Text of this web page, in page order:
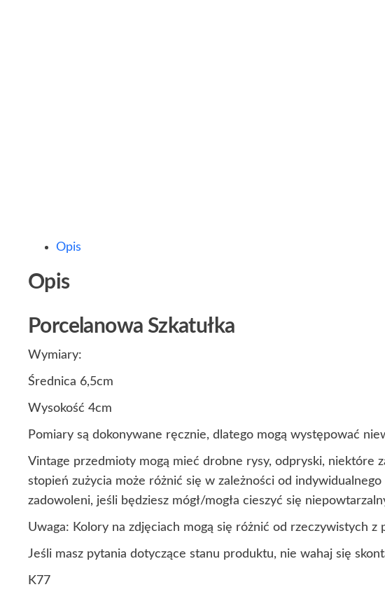
Opis
Opis
Porcelanowa Szkatułka
Wymiary:
Średnica 6,5cm
Wysokość 4cm
Pomiary są dokonywane ręcznie, dlatego mogą występować
Vintage przedmioty mogą mieć drobne rysy, odpryski, niektóre
stopień zużycia może różnić się w zależności od
zadowoleni, jeśli będziesz mógł/mogła cieszyć się
Uwaga: Kolory na zdjęciach mogą się różnić od rzeczywistych
Jeśli masz pytania dotyczące stanu produktu, nie wahaj się
K77